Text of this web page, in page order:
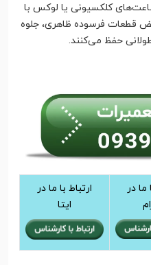
کلکسیونی یا لوکس با
قطعات فرسوده ظاهری، جلوه
حفظ می‌کنند.
ما در
ارتباط با ما در
ایتا